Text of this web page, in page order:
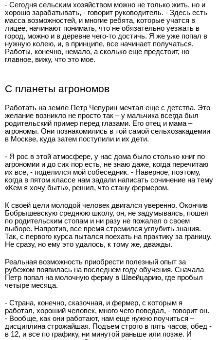
- Сегодня сельским хозяйством можно не только жить, но и
хорошо зарабатывать, - говорит руководитель. - Здесь есть
масса возможностей, и многие ребята, которые учатся в
лицее, начинают понимать, что не обязательно уезжать в
город, можно и в деревне чего-то достичь. Я же уже попал в
нужную колею, и, в принципе, все начинает получаться.
Работы, конечно, немало, а сколько еще предстоит, но
главное, вижу, что это мое.
С планеты агрономов
Работать на земле Петр Чепурин мечтал еще с детства. Это
желание возникло не просто так – у мальчика всегда был
родительский пример перед глазами. Его отец и мама –
агрономы. Они познакомились в той самой сельхозакадемии
в Москве, куда затем поступили и их дети.
- Я рос в этой атмосфере, у нас дома было столько книг по
агрономии и до сих пор есть, не знаю даже, когда перечитаю
их все, - поделился мой собеседник. - Наверное, поэтому,
когда в пятом классе нам задали написать сочинение на тему
«Кем я хочу быть», решил, что стану фермером.
К своей цели молодой человек двигался уверенно. Окончив
Бобрышевскую среднюю школу, он, не задумываясь, пошел
по родительским стопам и ни разу не пожалел о своем
выборе. Напротив, все время стремился углубить знания.
Так, с первого курса пытался поехать на практику за границу.
Не сразу, но ему это удалось, к тому же, дважды.
Реальная возможность приобрести полезный опыт за
рубежом появилась на последнем году обучения. Сначала
Петр попал на молочную ферму в Швейцарию, где пробыл
четыре месяца.
- Страна, конечно, сказочная, и фермер, с которым я
работал, хороший человек, много чего поведал, - говорит он.
- Вообще, как они работают, нам еще нужно поучиться –
дисциплина строжайшая. Подъем строго в пять часов, обед -
в 12, и все по графику, ни минутой раньше или позже. И